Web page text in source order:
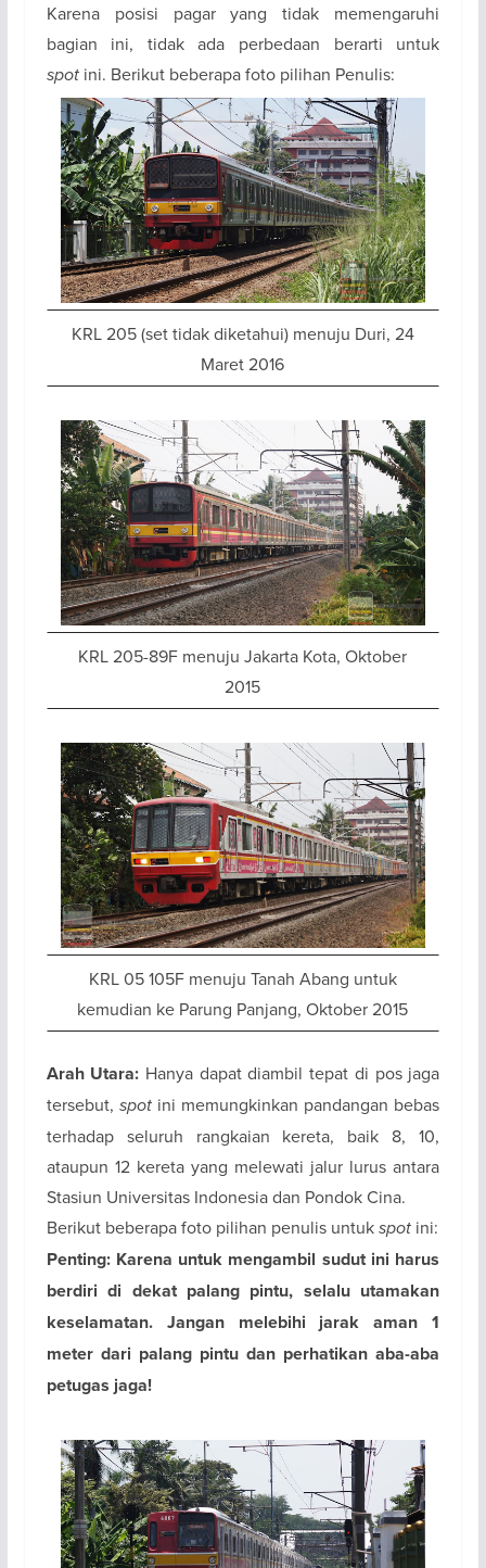
Karena posisi pagar yang tidak memengaruhi
bagian ini, tidak ada perbedaan berarti untuk
spotini. Berikut beberapa foto pilihan Penulis:
KRL 205 (set tidak diketahui) menuju Duri, 24
Maret 2016
KRL 205-89F menuju Jakarta Kota, Oktober
2015
KRL 05 105F menuju Tanah Abang untuk
kemudian ke Parung Panjang, Oktober 2015
Arah Utara: Hanya dapat diambil tepat di pos jaga
tersebut, spot ini memungkinkan pandangan bebas
terhadap seluruh rangkaian kereta, baik 8, 10,
ataupun 12 kereta yang melewati jalur lurus antara
Stasiun Universitas Indonesia dan Pondok Cina.
Berikut beberapa foto pilihan penulis untukspotini:
Penting: Karena untuk mengambil sudut ini harus
berdiri di dekat palang pintu, selalu utamakan
keselamatan. Jangan melebihi jarak aman 1
meter dari palang pintu dan perhatikan aba-aba
petugas jaga!